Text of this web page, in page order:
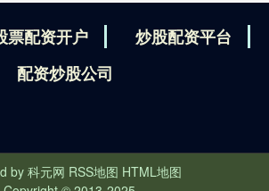
票配资开户
炒股配资平台
配资炒股公司
by 科元网 RSS地图 HTML地图